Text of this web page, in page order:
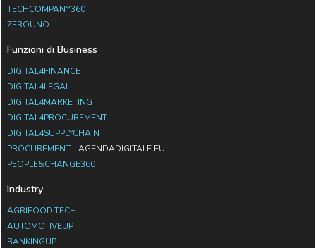
TECHCOMPANY360
ZEROUNO
Funzioni di Business
DIGITAL4FINANCE
DIGITAL4LEGAL
DIGITAL4MARKETING
DIGITAL4PROCUREMENT
DIGITAL4SUPPLYCHAIN
PROCUREMENT
AGENDADIGITALE.EU
PEOPLE&CHANGE360
Industry
AGRIFOOD.TECH
AUTOMOTIVEUP
BANKINGUP